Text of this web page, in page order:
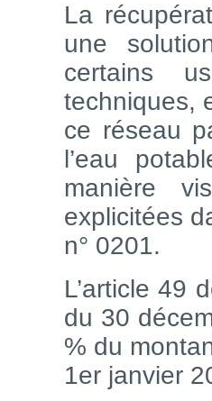
La
une
certains
techniques,
ce réseau
l’eau
manière
explicitées
n° 0201.
L’article 49
du 30
% du
1er janvier